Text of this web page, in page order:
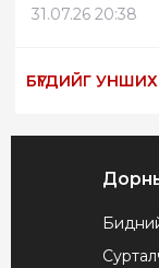
31.07.26 20:38
БҮГДИЙГ УНШИХ